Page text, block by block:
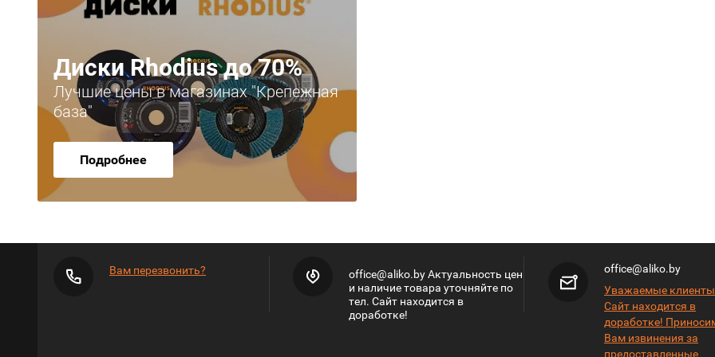
Диски Rhodius до 70%
Лучшие цены в магазинах "Крепежная
база"
Подробнее
Вам перезвонить?
office@aliko.by Актуальность цен
и наличие товара уточняйте по
тел. Сайт находится в
доработке!
office@aliko.by
Уважаемые
Сайт находится в
доработке!
Вам извинения за
предоставленные